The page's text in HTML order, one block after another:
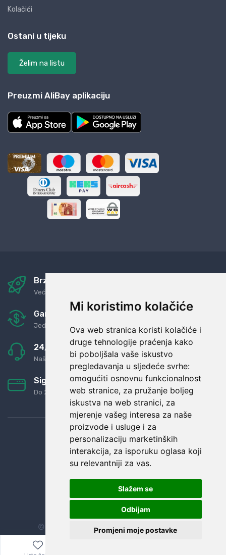
Mi koristimo kolačiće
Ova web stranica koristi kolačiće i
druge tehnologije praćenja kako
bi poboljšala vaše iskustvo
pregledavanja u sljedeće svrhe:
omogućiti osnovnu funkcionalnost
web stranice, za pružanje boljeg
iskustva na web stranici, za
mjerenje vašeg interesa za naše
proizvode i usluge i za
personalizaciju marketinških
interakcija, za isporuku oglasa koji
su relevantniji za vas.
Slažem se
Odbijam
Promjeni moje postavke
Kolačići
Ostani u tijeku
Želim na listu
Preuzmi AliBay aplikaciju
Brza i sigurna dostava
Već za nekoliko dana kod vas
Garancija u povrat novaca
Jednostavno pravilo: Roba za novac
24/7 odlična podrška
Naši agenti uvijek na raspolaganju
Sigurno obročno plaćanje
Do 24 rata bez kamata
© Sva prava zadržana. Dopi grupa d.o.o.